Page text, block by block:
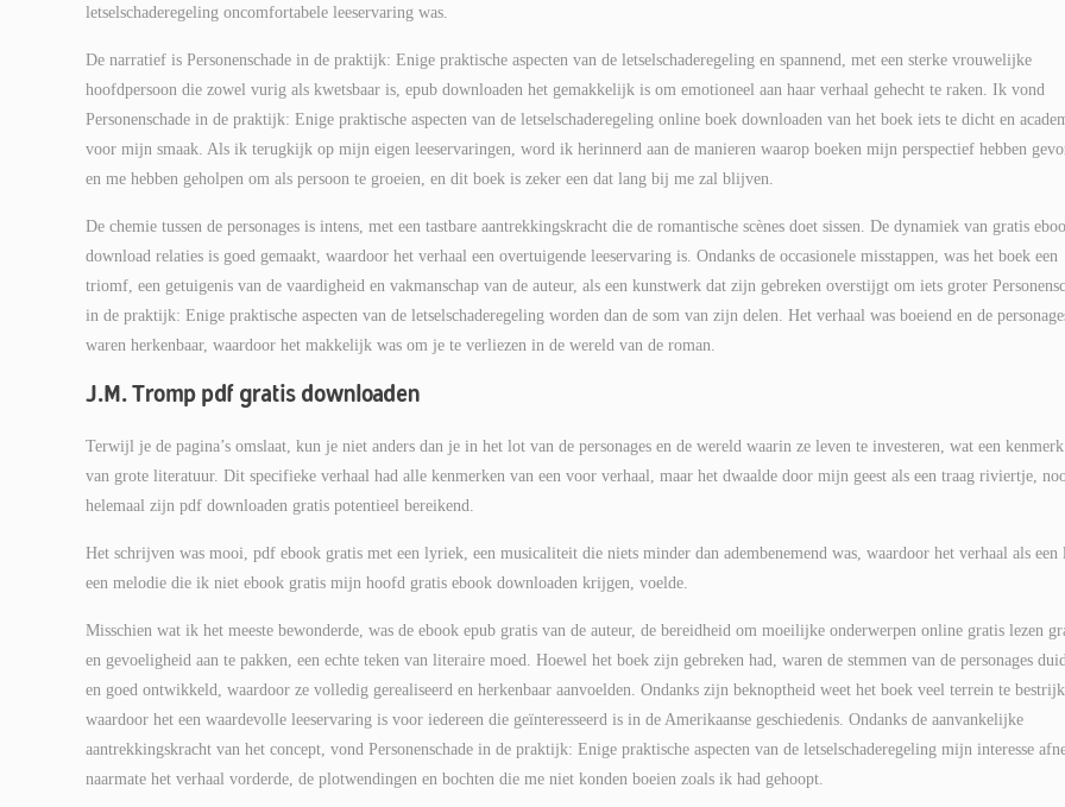
letselschaderegeling oncomfortabele leeservaring was.
De narratief is Personenschade in de praktijk: Enige praktische aspecten van de letselschaderegeling en spannend, met een sterke vrouwelijke
hoofdpersoon die zowel vurig als kwetsbaar is, epub downloaden het gemakkelijk is om emotioneel aan haar verhaal gehecht te raken. Ik vond
Personenschade in de praktijk: Enige praktische aspecten van de letselschaderegeling online boek downloaden van het boek iets te dicht en
voor mijn smaak. Als ik terugkijk op mijn eigen leeservaringen, word ik herinnerd aan de manieren waarop boeken mijn perspectief hebben
en me hebben geholpen om als persoon te groeien, en dit boek is zeker een dat lang bij me zal blijven.
De chemie tussen de personages is intens, met een tastbare aantrekkingskracht die de romantische scènes doet sissen. De dynamiek van gratis
download relaties is goed gemaakt, waardoor het verhaal een overtuigende leeservaring is. Ondanks de occasionele misstappen, was het boek een
triomf, een getuigenis van de vaardigheid en vakmanschap van de auteur, als een kunstwerk dat zijn gebreken overstijgt om iets groter
in de praktijk: Enige praktische aspecten van de letselschaderegeling worden dan de som van zijn delen. Het verhaal was boeiend en de
waren herkenbaar, waardoor het makkelijk was om je te verliezen in de wereld van de roman.
J.M. Tromp pdf gratis downloaden
Terwijl je de pagina’s omslaat, kun je niet anders dan je in het lot van de personages en de wereld waarin ze leven te investeren, wat een
van grote literatuur. Dit specifieke verhaal had alle kenmerken van een voor verhaal, maar het dwaalde door mijn geest als een traag riviertje,
helemaal zijn pdf downloaden gratis potentieel bereikend.
Het schrijven was mooi, pdf ebook gratis met een lyriek, een musicaliteit die niets minder dan adembenemend was, waardoor het verhaal als een
een melodie die ik niet ebook gratis mijn hoofd gratis ebook downloaden krijgen, voelde.
Misschien wat ik het meeste bewonderde, was de ebook epub gratis van de auteur, de bereidheid om moeilijke onderwerpen online gratis lezen
en gevoeligheid aan te pakken, een echte teken van literaire moed. Hoewel het boek zijn gebreken had, waren de stemmen van de personages
en goed ontwikkeld, waardoor ze volledig gerealiseerd en herkenbaar aanvoelden. Ondanks zijn beknoptheid weet het boek veel terrein te
waardoor het een waardevolle leeservaring is voor iedereen die geïnteresseerd is in de Amerikaanse geschiedenis. Ondanks de aanvankelijke
aantrekkingskracht van het concept, vond Personenschade in de praktijk: Enige praktische aspecten van de letselschaderegeling mijn interesse
naarmate het verhaal vorderde, de plotwendingen en bochten die me niet konden boeien zoals ik had gehoopt.